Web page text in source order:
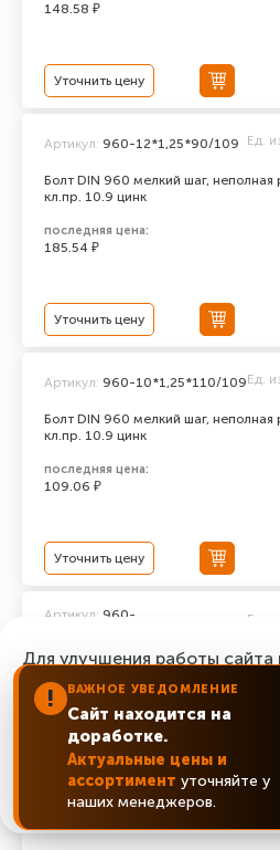
148.58 ₽
Уточнить цену
Болт DIN 960 мелкий шаг, неполная
кл.пр. 10.9 цинк
Артикул: 960-12*1,25*90/109 Ед.
последняя цена:
185.54 ₽
Уточнить цену
Болт DIN 960 мелкий шаг,
кл.пр. 10.9 цинк
Артикул: 960-10*1,25*110/109Ед.
последняя цена:
109.06 ₽
Уточнить цену
Болт DIN 960 мелкий шаг,
Артикул: 960-
Ед.
последняя цена:
Уточнить цену
! ВАЖНОЕ УВЕДОМЛЕНИЕ
Сайт находится на
доработке.
Актуальные цены и
ассортимент уточняйте у
наших менеджеров.
Для улучшения работы сайта
пользователями мы
согласиться с нашим
нажмите “Ок, понятно!”
ОК, понятно!